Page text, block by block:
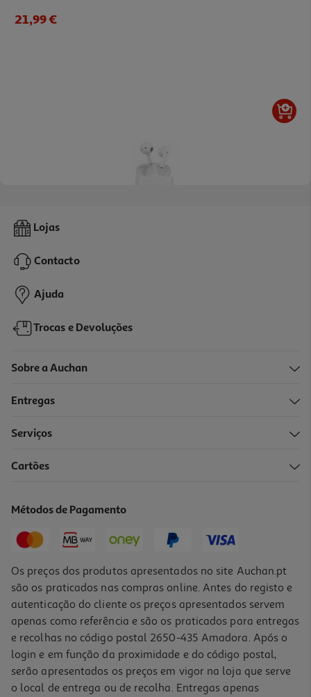
21,99 €
Auriculares True Wireless Qilive Q.1617 (bluetooth 5.4 Brancos)
9,99 €
Lojas
Contacto
Ajuda
Trocas e Devoluções
Sobre a Auchan
Entregas
Serviços
Cartões
Métodos de Pagamento
Os preços dos produtos apresentados no site Auchan.pt
são os praticados nas compras online. Antes do registo e
autenticação do cliente os preços apresentados servem
apenas como referência e são os praticados para entregas
e recolhas no código postal 2650-435 Amadora. Após o
login e em função da proximidade e do código postal,
serão apresentados os preços em vigor na loja que serve
o local de entrega ou de recolha. Entregas apenas